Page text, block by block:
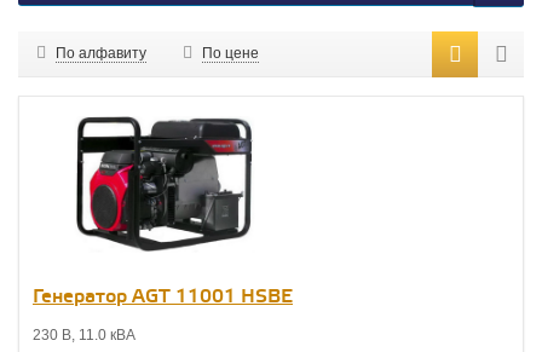
По алфавиту По цене
Генератор AGT 11001 НSBE
230 В, 11.0 кВА